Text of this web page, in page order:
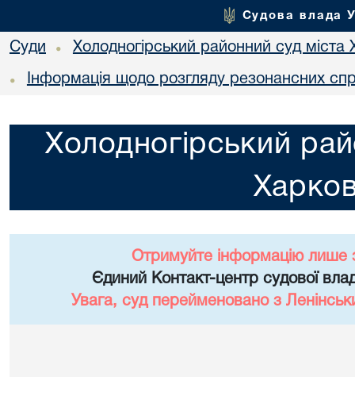
Судова влада
Суди • Холодногірський районний суд міста
• Інформація щодо розгляду резонансних
Холодногірський
Отримуйте інформацію лише
Єдиний Контакт-центр судової
Увага, суд перейменовано з